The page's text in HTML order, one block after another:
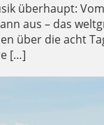
überhaupt:
aus – das
über die acht
[…]